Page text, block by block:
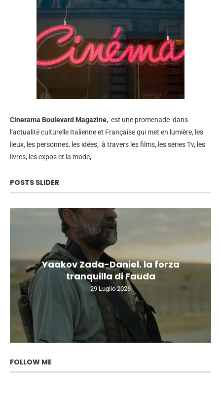
Cinerama Boulevard Magazine, est une promenade dans
l’actualité culturelle Italienne et Française qui met en lumière, les
lieux, les personnes, les idées, à travers les films, les series Tv, les
livres, les expos et la mode,
POSTS SLIDER
Yaakov Zada-Daniel. la forza
tranquilla di Fauda
29 Luglio 2026
FOLLOW ME